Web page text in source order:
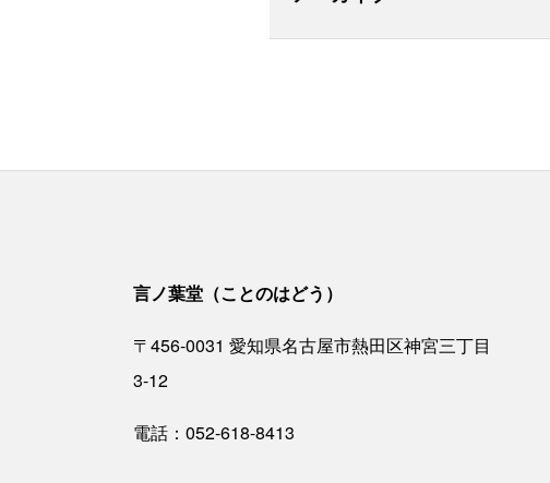
言ノ葉堂（ことのはどう）
〒456-0031 愛知県名古屋市熱田区神宮三丁目
3-12
電話： 052-618-8413